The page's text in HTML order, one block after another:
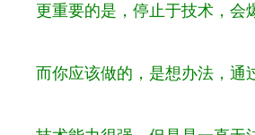
更重要的是，停止于技术，会
而你应该做的，是想办法，通